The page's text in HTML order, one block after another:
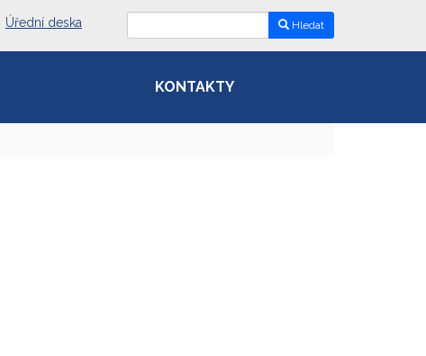
Úřední deska Hledat
KONTAKTY